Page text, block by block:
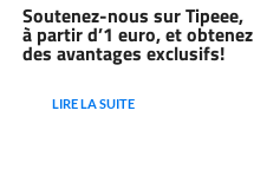
Soutenez-nous sur Tipeee,
à partir d’1 euro, et obtenez
des avantages exclusifs!
LIRE LA SUITE